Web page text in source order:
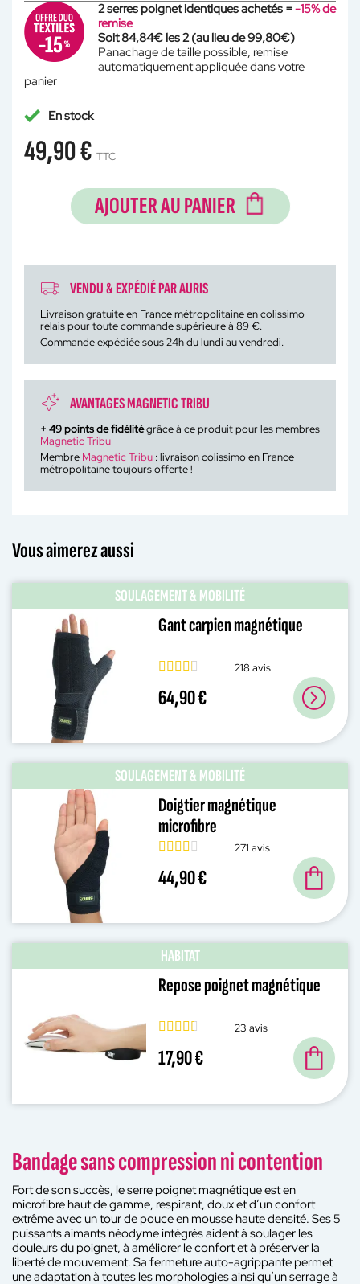
2 serres poignet identiques achetés = -15% de
remise
Soit 84,84€ les 2 (au lieu de 99,80€)
Panachage de taille possible, remise
automatiquement appliquée dans votre
panier
En stock
49,90 € TTC
AJOUTER AU PANIER
VENDU & EXPÉDIÉ PAR AURIS
Livraison gratuite en France métropolitaine en colissimo
relais pour toute commande supérieure à 89 €.
Commande expédiée sous 24h du lundi au vendredi.
AVANTAGES MAGNETIC TRIBU
+ 49points de fidélitégrâce à ce produit pour les membres
Magnetic Tribu
Membre Magnetic Tribu : livraison colissimo en France
métropolitaine toujours offerte !
Vous aimerez aussi
SOULAGEMENT & MOBILITÉ
Gant carpien magnétique
218 avis
64,90 €
SOULAGEMENT & MOBILITÉ
Doigtier magnétique
microfibre
271 avis
44,90 €
HABITAT
Repose poignet magnétique
23 avis
17,90 €
Bandage sans compression ni contention
Fort de son succès, le serre poignet magnétique est en
microfibre haut de gamme, respirant, doux et d’un confort
extrême avec un tour de pouce en mousse haute densité. Ses 5
puissants aimants néodyme intégrés aident à soulager les
douleurs du poignet, à améliorer le confort et à préserver la
liberté de mouvement. Sa fermeture auto-agrippante permet
une adaptation à toutes les morphologies ainsi qu’un serrage à